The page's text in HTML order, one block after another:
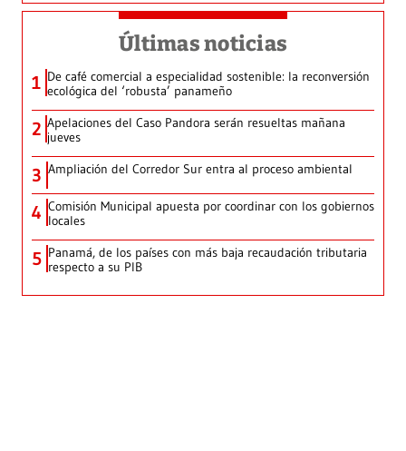
Últimas noticias
1 De café comercial a especialidad sostenible: la reconversión
ecológica del ‘robusta’ panameño
2 Apelaciones del Caso Pandora serán resueltas mañana
jueves
3 Ampliación del Corredor Sur entra al proceso ambiental
4 Comisión Municipal apuesta por coordinar con los gobiernos
locales
5 Panamá, de los países con más baja recaudación tributaria
respecto a su PIB